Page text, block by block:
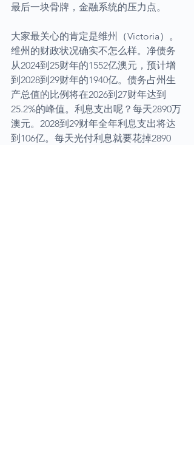
最后一块骨牌，金融系统的压力点。
大家最关心的肯定是维州（Victoria）。
维州的财政状况确实不怎么样。净债务
从2024到25财年的1552亿澳元，预计增
到2028到29财年的1940亿。债务占州生
产总值的比例将在2026到27财年达到
25.2%的峰值。利息支出呢？每天2890万
澳元。2028到29财年全年利息支出将达
到106亿。每天光付利息就要花掉2890